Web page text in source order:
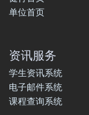
单位首页
资讯服务
学生资讯系统
电子邮件系统
课程查询系统